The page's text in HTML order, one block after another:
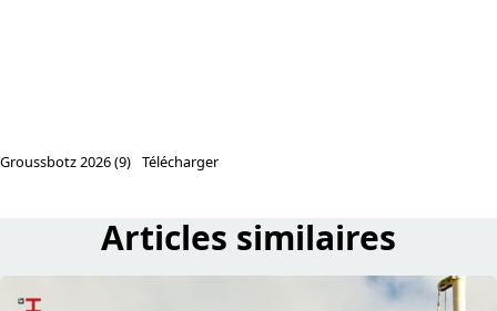
Groussbotz 2026 (9) Télécharger
Articles similaires
read UPDATE: De Virowend Nationalfeierdag mat Cool